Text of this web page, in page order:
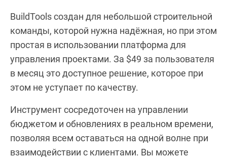
BuildTools создан для небольшой строительной
команды, которой нужна надёжная, но при этом
простая в использовании платформа для
управления проектами. За $49 за пользователя
в месяц это доступное решение, которое при
этом не уступает по качеству.
Инструмент сосредоточен на управлении
бюджетом и обновлениях в реальном времени,
позволяя всем оставаться на одной волне при
взаимодействии с клиентами. Вы можете